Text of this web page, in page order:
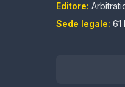
Editore:
Sede legale: 61